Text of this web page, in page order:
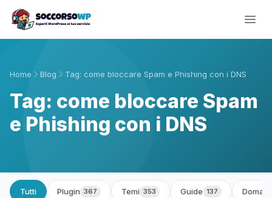
Home Blog Tag: come bloccare Spam e Phishing con i DNS
Tag: come bloccare Spam
e Phishing con i DNS
Tutti Plugin 367 Temi 353 Guide 137